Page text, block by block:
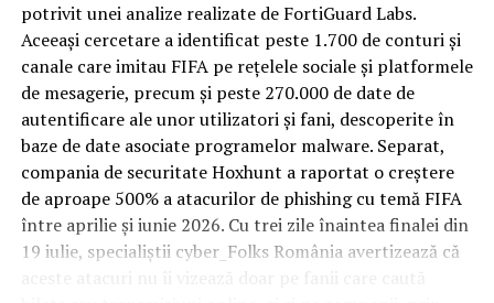
rezervări consecutive în aceeași săptămână. Această
frecvență ridicată de utilizare pune presiune reală pe
orice suprafață, iar pardoseala este printre primele
elemente afectate vizibil, mai ales în zona din jurul
patului și a ușii de acces.
În etapa de renovare sau construcție, administratorii
care iau în calcul mocheta trafic intenspentru zonele
cu rotație mare reduc riscul de uzură prematură și de
decolorare vizibilă în punctele de trecere frecventă. Este
o decizie care ține mai puțin de stil și mai mult de
potrivit unei analize realizate de FortiGuard Labs.
Aceeași cercetare a identificat peste 1.700 de conturi și
canale care imitau FIFA pe rețelele sociale și platformele
de mesagerie, precum și peste 270.000 de date de
autentificare ale unor utilizatori și fani, descoperite în
baze de date asociate programelor malware. Separat,
compania de securitate Hoxhunt a raportat o creștere
de aproape 500% a atacurilor de phishing cu temă FIFA
între aprilie și iunie 2026. Cu trei zile înaintea finalei din
19 iulie, specialiștii cyber_Folks România avertizează că